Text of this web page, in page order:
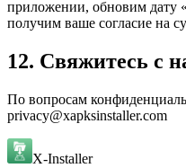
приложении, обновим дату
получим ваше согласие на
12. Свяжитесь с
По вопросам
privacy@xapksinstaller.com
X-Installer